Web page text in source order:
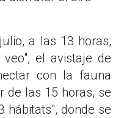
a las 13 horas,
el avistaje de
con la fauna
de las 15 horas, se
hábitats", donde se